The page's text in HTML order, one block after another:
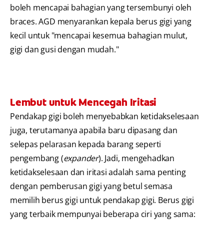
boleh mencapai bahagian yang tersembunyi oleh
braces. AGD menyarankan kepala berus gigi yang
kecil untuk "mencapai kesemua bahagian mulut,
gigi dan gusi dengan mudah."
Lembut untuk Mencegah Iritasi
Pendakap gigi boleh menyebabkan ketidakselesaan
juga, terutamanya apabila baru dipasang dan
selepas pelarasan kepada barang seperti
pengembang (expander). Jadi, mengehadkan
ketidakselesaan dan iritasi adalah sama penting
dengan pemberusan gigi yang betul semasa
memilih berus gigi untuk pendakap gigi. Berus gigi
yang terbaik mempunyai beberapa ciri yang sama: